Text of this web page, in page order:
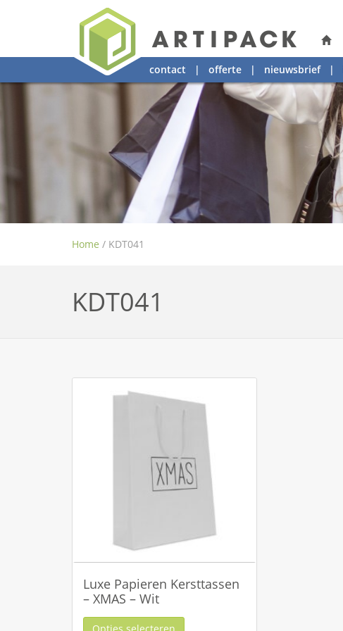
contact | offerte | nieuwsbrief|
Home / KDT041
KDT041
Luxe Papieren Kersttassen
– XMAS – Wit
Opties selecteren